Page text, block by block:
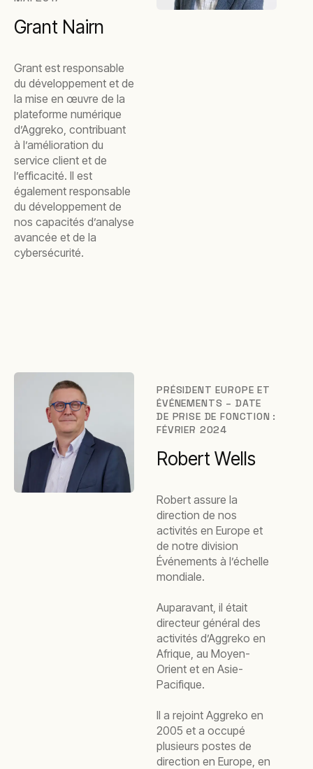
Grant Nairn
Grant est responsable
du développement et de
la mise en œuvre de la
plateforme numérique
d’Aggreko, contribuant
à l’amélioration du
service client et de
l’efficacité. Il est
également responsable
du développement de
nos capacités d’analyse
avancée et de la
cybersécurité.
PRÉSIDENT EUROPE ET
ÉVÉNEMENTS – DATE
DE PRISE DE FONCTION :
FÉVRIER 2024
Robert Wells
Robert assure la
direction de nos
activités en Europe et
de notre division
Événements à l’échelle
mondiale.
Auparavant, il était
directeur général des
activités d’Aggreko en
Afrique, au Moyen-
Orient et en Asie-
Pacifique.
Il a rejoint Aggreko en
2005 et a occupé
plusieurs postes de
direction en Europe, en